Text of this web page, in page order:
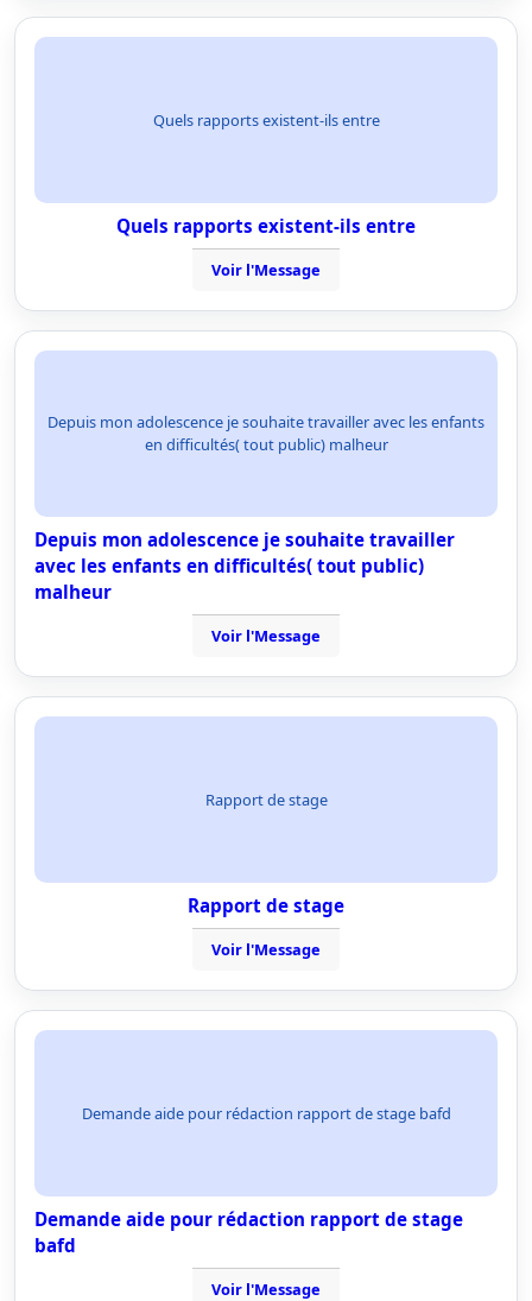
Quels rapports existent-ils entre
Quels rapports existent-ils entre
Voir l'Message
Depuis mon adolescence je souhaite travailler avec les enfants
en difficultés( tout public) malheur
Depuis mon adolescence je souhaite travailler
avec les enfants en difficultés( tout public)
malheur
Voir l'Message
Rapport de stage
Rapport de stage
Voir l'Message
Demande aide pour rédaction rapport de stage bafd
Demande aide pour rédaction rapport de stage
bafd
Voir l'Message